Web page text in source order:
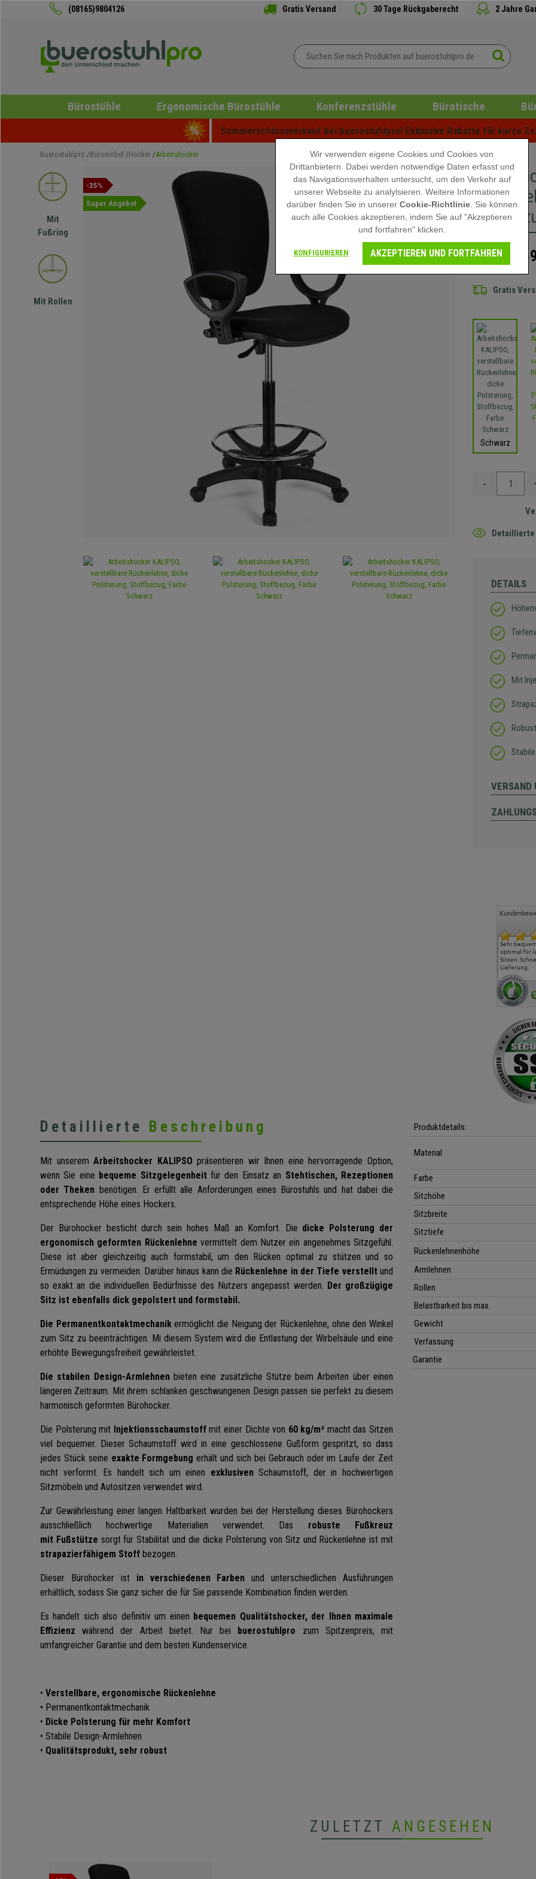
(08165)9804126 Gratis Versand 30 Tage Rückgaberecht 2 Jahre
Bürostühle Ergonomische Bürostühle Konferenzstühle Bürotische
Sommerschlussverkauf bei buerostuhlpro! Exklusive Rabatte für kurze
Buerostuhlpro Büromöbel Hocker Arbeitshocker
Mit
Fußring
Mit Rollen
-35%
Super Angebot
259,90 €
Gratis
Schwarz
-
Detaillierte
DETAILS
Mit
VERSAND
Sehr
optimal für
Sitzen.
Lieferung.
Detaillierte Beschreibung
Mit unseremArbeitshocker KALIPSOpräsentieren wir Ihnen eine hervorragende Option,
wenn Sie eine bequeme Sitzgelegenheitfür den Einsatz an Stehtischen, Rezeptionen
oder Theken benötigen. Er erfüllt alle Anforderungen eines Bürostuhls und hat dabei die
entsprechende Höhe eines Hockers.
Der Bürohocker besticht durch sein hohes Maß an Komfort. Die dicke Polsterung der
ergonomisch geformten Rückenlehne vermittelt dem Nutzer ein angenehmes Sitzgefühl.
Diese ist aber gleichzeitig auch formstabil, um den Rücken optimal zu stützen und so
Ermüdungen zu vermeiden. Darüber hinaus kann die Rückenlehne in der Tiefe verstelltund
so exakt an die individuellen Bedürfnisse des Nutzers angepasst werden. Der großzügige
Sitz ist ebenfalls dick gepolstert und formstabil.
Die Permanentkontaktmechanikermöglicht die Neigung der Rückenlehne, ohne den Winkel
zum Sitz zu beeinträchtigen. Mi diesem System wird die Entlastung der Wirbelsäule und eine
erhöhte Bewegungsfreiheit gewährleistet.
Die stabilen Design-Armlehnenbieten eine zusätzliche Stütze beim Arbeiten über einen
längeren Zeitraum. Mit ihrem schlanken geschwungenen Design passen sie perfekt zu diesem
harmonisch geformten Bürohocker.
Die Polsterung mit Injektionsschaumstoffmit einer Dichte von 60 kg/m³ macht das Sitzen
viel bequemer. Dieser Schaumstoff wird in eine geschlossene Gußform gespritzt, so dass
jedes Stück seine exakte Formgebung erhält und sich bei Gebrauch oder im Laufe der Zeit
nicht verformt. Es handelt sich um einen exklusivenSchaumstoff, der in hochwertigen
Sitzmöbeln und Autositzen verwendet wird.
Zur Gewährleistung einer langen Haltbarkeit wurden bei der Herstellung dieses Bürohockers
ausschließlich hochwertige Materialien verwendet. Das robuste Fußkreuz
mit Fußstütze sorgt für Stabilität und die dicke Polsterung von Sitz und Rückenlehne ist mit
strapazierfähigem Stoff bezogen.
Dieser Bürohocker istin verschiedenen Farbenund unterschiedlichen Ausführungen
erhältlich, sodass Sie ganz sicher die für Sie passende Kombination finden werden.
Es handelt sich also definitiv um einen bequemen Qualitätshocker, der Ihnen maximale
Effizienz während der Arbeit bietet. Nur bei buerostuhlpro zum Spitzenpreis, mit
umfangreicher Garantie und dem besten Kundenservice.
• Verstellbare, ergonomische Rückenlehne
• Permanentkontaktmechanik
• Dicke Polsterung für mehr Komfort
• Stabile Design-Armlehnen
• Qualitätsprodukt, sehr robust
Produktdetails:
Material
Farbe
Sitzhöhe
Sitzbreite
Sitztiefe
Rückenlehnenhöhe
Armlehnen
Rollen
Belastbarkeit bis max.
Gewicht
Verfassung
Garantie
ZULETZT ANGESEHEN
Wir verwenden eigene Cookies und Cookies von
Drittanbietern. Dabei werden notwendige Daten erfasst und
das Navigationsverhalten untersucht, um den Verkehr auf
unserer Webseite zu analylsieren. Weitere Informationen
darüber finden Sie in unserer Cookie-Richtlinie. Sie können
auch alle Cookies akzeptieren, indem Sie auf "Akzeptieren
und fortfahren" klicken.
KONFIGURIEREN AKZEPTIEREN UND FORTFAHREN